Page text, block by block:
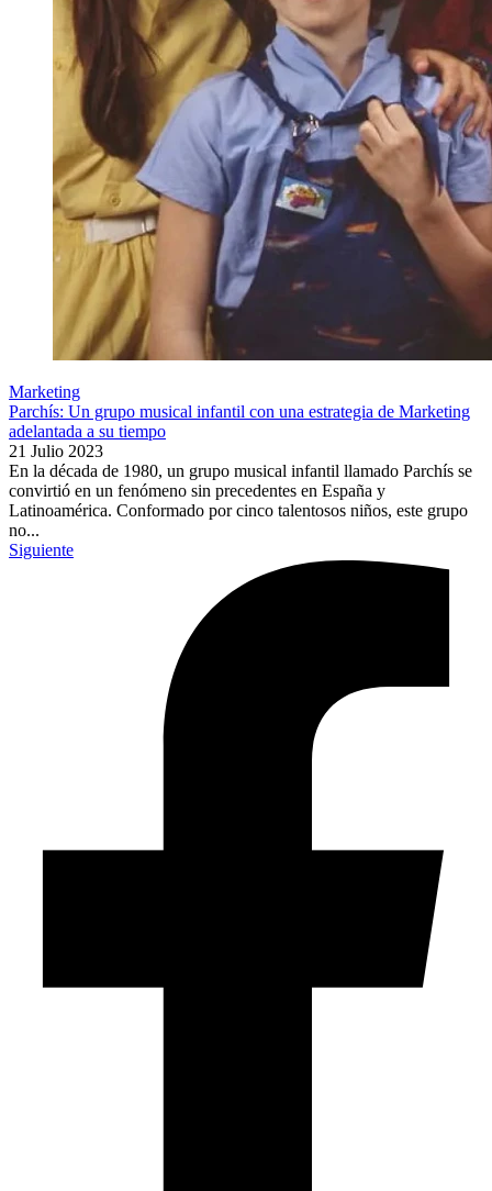
Marketing
Parchís: Un grupo musical infantil con una estrategia de Marketing
adelantada a su tiempo
21 Julio 2023
En la década de 1980, un grupo musical infantil llamado Parchís se
convirtió en un fenómeno sin precedentes en España y
Latinoamérica. Conformado por cinco talentosos niños, este grupo
no...
Siguiente